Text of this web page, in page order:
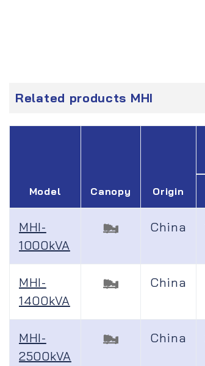
Related products MHI
Model Canopy Origin
MHI-
1000kVA
China
MHI-
1400kVA
China
MHI-
2500kVA
China